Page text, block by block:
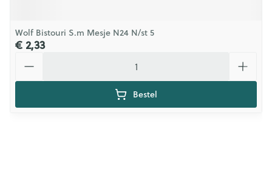
Wolf Bistouri S.m Mesje N24 N/st 5
€ 2,33
Bestel